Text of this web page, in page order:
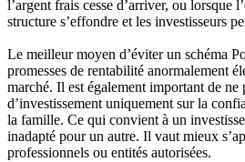
l’argent frais cesse d’arriver, ou lorsque
structure s’effondre et les investisseurs
Le meilleur moyen d’éviter un schéma
promesses de rentabilité anormalement
marché. Il est également important de ne
d’investissement uniquement sur la
la famille. Ce qui convient à un
inadapté pour un autre. Il vaut mieux
professionnels ou entités autorisées.